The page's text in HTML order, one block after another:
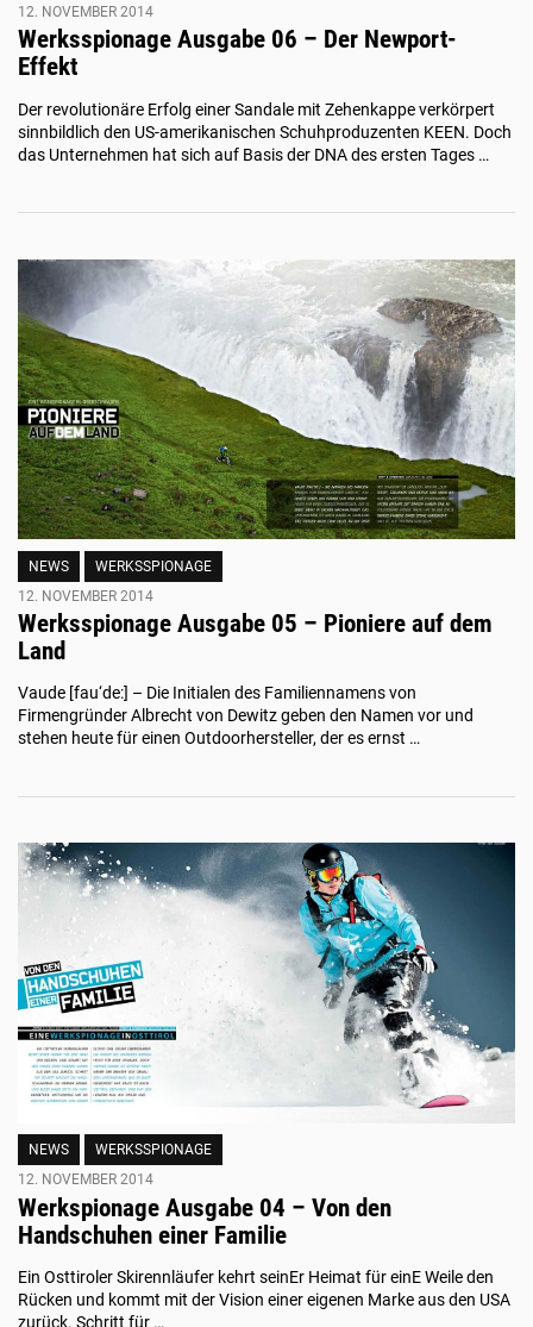
12. NOVEMBER 2014
Werksspionage Ausgabe 06 – Der Newport-
Effekt
Der revolutionäre Erfolg einer Sandale mit Zehenkappe verkörpert
sinnbildlich den US-amerikanischen Schuhproduzenten KEEN. Doch
das Unternehmen hat sich auf Basis der DNA des ersten Tages …
NEWS
WERKSSPIONAGE
12. NOVEMBER 2014
Werksspionage Ausgabe 05 – Pioniere auf dem
Land
Vaude [fau‘de:] – Die Initialen des Familiennamens von
Firmengründer Albrecht von Dewitz geben den Namen vor und
stehen heute für einen Outdoorhersteller, der es ernst …
NEWS
WERKSSPIONAGE
12. NOVEMBER 2014
Werkspionage Ausgabe 04 – Von den
Handschuhen einer Familie
Ein Osttiroler Skirennläufer kehrt seinEr Heimat für einE Weile den
Rücken und kommt mit der Vision einer eigenen Marke aus den USA
zurück. Schritt für …